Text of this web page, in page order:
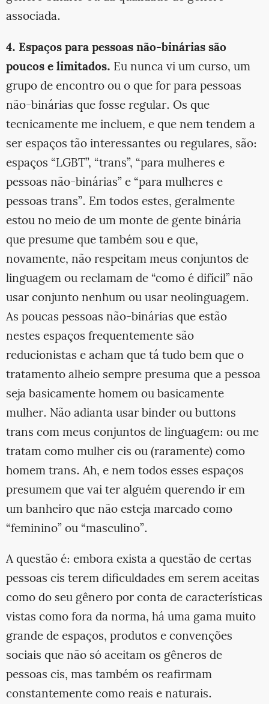
associada.
4. Espaços para pessoas não-binárias são
poucos e limitados. Eu nunca vi um curso, um
grupo de encontro ou o que for para pessoas
não-binárias que fosse regular. Os que
tecnicamente me incluem, e que nem tendem a
ser espaços tão interessantes ou regulares, são:
espaços “LGBT”, “trans”, “para mulheres e
pessoas não-binárias” e “para mulheres e
pessoas trans”. Em todos estes, geralmente
estou no meio de um monte de gente binária
que presume que também sou e que,
novamente, não respeitam meus conjuntos de
linguagem ou reclamam de “como é difícil” não
usar conjunto nenhum ou usar neolinguagem.
As poucas pessoas não-binárias que estão
nestes espaços frequentemente são
reducionistas e acham que tá tudo bem que o
tratamento alheio sempre presuma que a pessoa
seja basicamente homem ou basicamente
mulher. Não adianta usar binder ou buttons
trans com meus conjuntos de linguagem: ou me
tratam como mulher cis ou (raramente) como
homem trans. Ah, e nem todos esses espaços
presumem que vai ter alguém querendo ir em
um banheiro que não esteja marcado como
“feminino” ou “masculino”.
A questão é: embora exista a questão de certas
pessoas cis terem dificuldades em serem aceitas
como do seu gênero por conta de características
vistas como fora da norma, há uma gama muito
grande de espaços, produtos e convenções
sociais que não só aceitam os gêneros de
pessoas cis, mas também os reafirmam
constantemente como reais e naturais.